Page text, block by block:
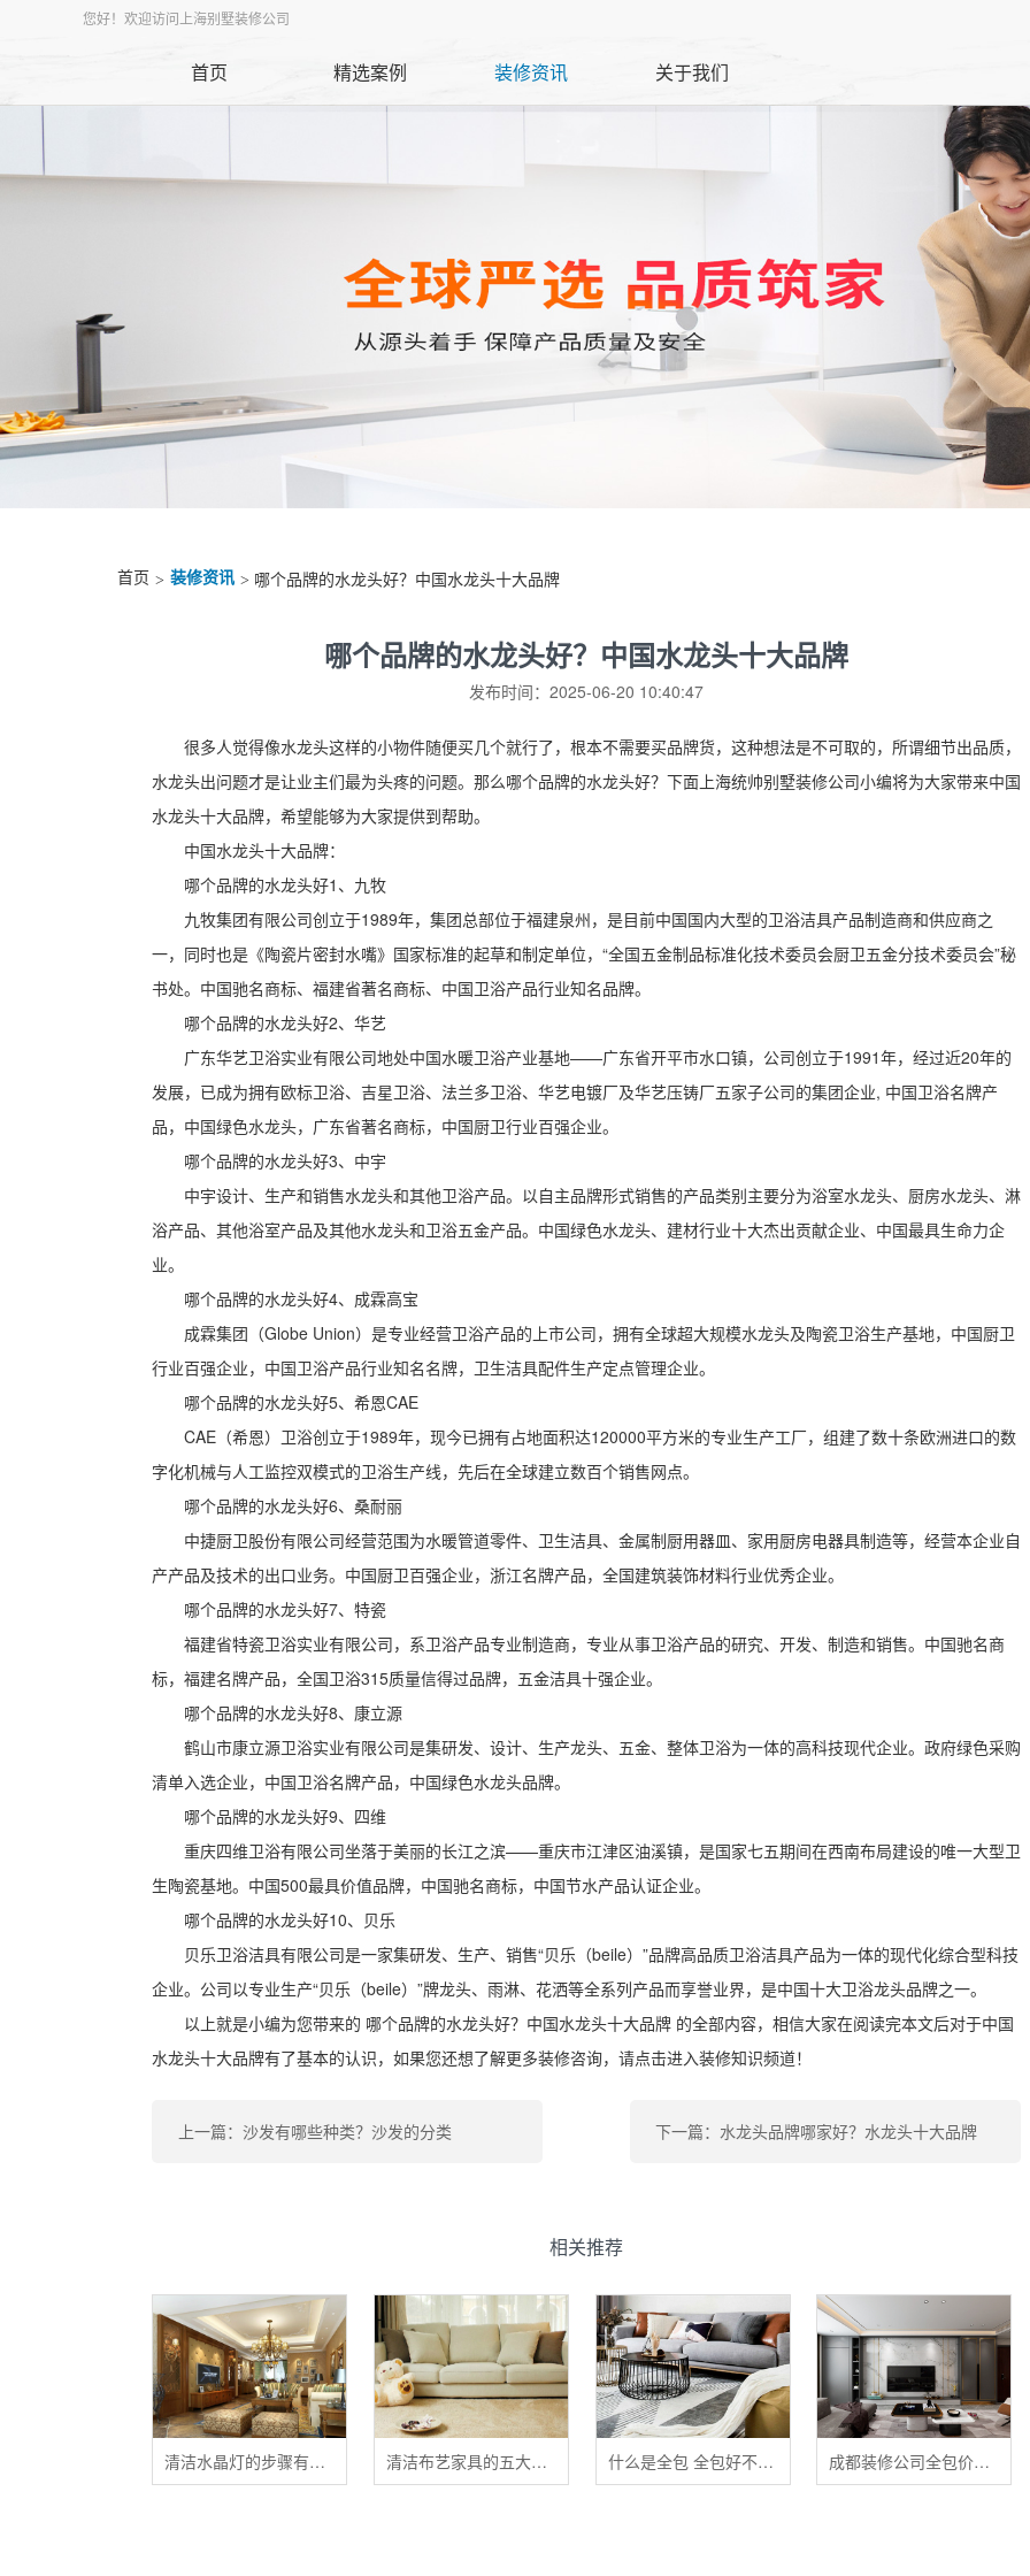
您好！欢迎访问上海别墅装修公司
首页 精选案例 装修资讯 关于我们
首页 > 装修资讯 > 哪个品牌的水龙头好？中国水龙头十大品牌
哪个品牌的水龙头好？中国水龙头十大品牌
发布时间：2025-06-20 10:40:47
很多人觉得像水龙头这样的小物件随便买几个就行了，根本不需要买品牌货，这种想法是不可取的，所谓细节出品质，
水龙头出问题才是让业主们最为头疼的问题。那么哪个品牌的水龙头好？下面上海统帅别墅装修公司小编将为大家带来中国
水龙头十大品牌，希望能够为大家提供到帮助。
中国水龙头十大品牌：
哪个品牌的水龙头好1、九牧
九牧集团有限公司创立于1989年，集团总部位于福建泉州，是目前中国国内大型的卫浴洁具产品制造商和供应商之
一，同时也是《陶瓷片密封水嘴》国家标准的起草和制定单位，“全国五金制品标准化技术委员会厨卫五金分技术委员会”秘
书处。中国驰名商标、福建省著名商标、中国卫浴产品行业知名品牌。
哪个品牌的水龙头好2、华艺
广东华艺卫浴实业有限公司地处中国水暖卫浴产业基地——广东省开平市水口镇，公司创立于1991年，经过近20年的
发展，已成为拥有欧标卫浴、吉星卫浴、法兰多卫浴、华艺电镀厂及华艺压铸厂五家子公司的集团企业, 中国卫浴名牌产
品，中国绿色水龙头，广东省著名商标，中国厨卫行业百强企业。
哪个品牌的水龙头好3、中宇
中宇设计、生产和销售水龙头和其他卫浴产品。以自主品牌形式销售的产品类别主要分为浴室水龙头、厨房水龙头、淋
浴产品、其他浴室产品及其他水龙头和卫浴五金产品。中国绿色水龙头、建材行业十大杰出贡献企业、中国最具生命力企
业。
哪个品牌的水龙头好4、成霖高宝
成霖集团（Globe Union）是专业经营卫浴产品的上市公司，拥有全球超大规模水龙头及陶瓷卫浴生产基地，中国厨卫
行业百强企业，中国卫浴产品行业知名名牌，卫生洁具配件生产定点管理企业。
哪个品牌的水龙头好5、希恩CAE
CAE（希恩）卫浴创立于1989年，现今已拥有占地面积达120000平方米的专业生产工厂，组建了数十条欧洲进口的数
字化机械与人工监控双模式的卫浴生产线，先后在全球建立数百个销售网点。
哪个品牌的水龙头好6、桑耐丽
中捷厨卫股份有限公司经营范围为水暖管道零件、卫生洁具、金属制厨用器皿、家用厨房电器具制造等，经营本企业自
产产品及技术的出口业务。中国厨卫百强企业，浙江名牌产品，全国建筑装饰材料行业优秀企业。
哪个品牌的水龙头好7、特瓷
福建省特瓷卫浴实业有限公司，系卫浴产品专业制造商，专业从事卫浴产品的研究、开发、制造和销售。中国驰名商
标，福建名牌产品，全国卫浴315质量信得过品牌，五金洁具十强企业。
哪个品牌的水龙头好8、康立源
鹤山市康立源卫浴实业有限公司是集研发、设计、生产龙头、五金、整体卫浴为一体的高科技现代企业。政府绿色采购
清单入选企业，中国卫浴名牌产品，中国绿色水龙头品牌。
哪个品牌的水龙头好9、四维
重庆四维卫浴有限公司坐落于美丽的长江之滨——重庆市江津区油溪镇，是国家七五期间在西南布局建设的唯一大型卫
生陶瓷基地。中国500最具价值品牌，中国驰名商标，中国节水产品认证企业。
哪个品牌的水龙头好10、贝乐
贝乐卫浴洁具有限公司是一家集研发、生产、销售“贝乐（beile）”品牌高品质卫浴洁具产品为一体的现代化综合型科技
企业。公司以专业生产“贝乐（beile）”牌龙头、雨淋、花洒等全系列产品而享誉业界，是中国十大卫浴龙头品牌之一。
以上就是小编为您带来的 哪个品牌的水龙头好？中国水龙头十大品牌 的全部内容，相信大家在阅读完本文后对于中国
水龙头十大品牌有了基本的认识，如果您还想了解更多装修咨询，请点击进入装修知识频道！
上一篇：沙发有哪些种类？沙发的分类 下一篇：水龙头品牌哪家好？水龙头十大品牌
相关推荐
清洁水晶灯的步骤有哪些？ 清洁布艺家具的五大禁忌 什么是全包 全包好不好 全包装修注意事项有哪些 成都装修公司全包价格 成都全包装修多少钱一平